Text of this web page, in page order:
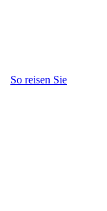
So reisen Sie